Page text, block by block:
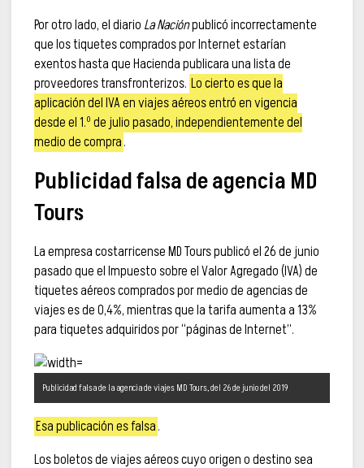
Por otro lado, el diario La Naciónpublicó incorrectamente
que los tiquetes comprados por Internet estarían
exentos hasta que Hacienda publicara una lista de
proveedores transfronterizos. Lo cierto es que la
aplicación del IVA en viajes aéreos entró en vigencia
desde el 1.º de julio pasado, independientemente del
medio de compra.
Publicidad falsa de agencia MD
Tours
La empresa costarricense MD Tours publicó el 26 de junio
pasado que el Impuesto sobre el Valor Agregado (IVA) de
tiquetes aéreos comprados por medio de agencias de
viajes es de 0,4%, mientras que la tarifa aumenta a 13%
para tiquetes adquiridos por “páginas de Internet”.
Publicidad falsa de la agencia de viajes MD Tours, del 26 de junio del 2019
Esa publicación es falsa.
Los boletos de viajes aéreos cuyo origen o destino sea